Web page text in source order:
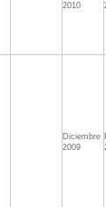
2010
Diciembre
2009